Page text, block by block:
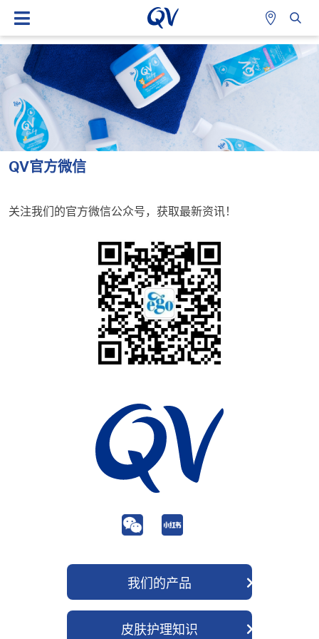
QV官方微信
关注我们的官方微信公众号，获取最新资讯！
我们的产品
皮肤护理知识